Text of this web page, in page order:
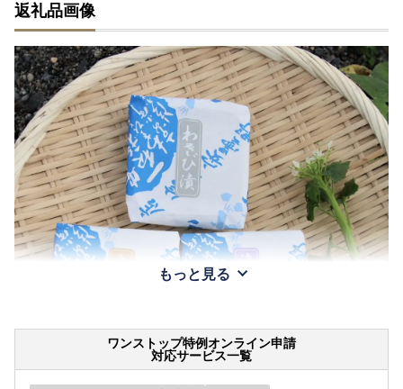
返礼品画像
もっと見る
ワンストップ特例オンライン申請
対応サービス一覧